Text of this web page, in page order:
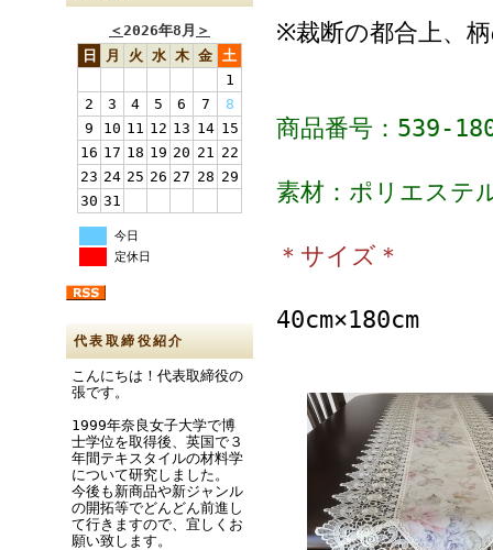
＜2026年8月 ＞
日
月 火 水 木 金 土
1
2
3 4 5 6 7
8
9
10 11 12 13 14 15
16 17 18 19 20 21 22
23 24 25 26 27 28 29
30 31
今日
定休日
代表取締役紹介
こんにちは！代表取締役の
張です。
1999年奈良女子大学で博
士学位を取得後、英国で３
年間テキスタイルの材料学
について研究しました。
今後も新商品や新ジャンル
の開拓等でどんどん前進し
て行きますので、宜しくお
願い致します。
※裁断の都合上、
商品番号：539-
素材：ポリエステ
＊サイズ＊
40cm×180cm